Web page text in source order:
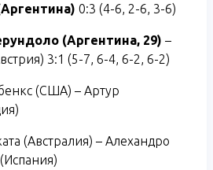
0:3 (4-6, 2-6, 3-6)
(Аргентина, 29) –
3:1 (5-7, 6-4, 6-2, 6-2)
(США) – Артур
(Австралия) – Алехандро